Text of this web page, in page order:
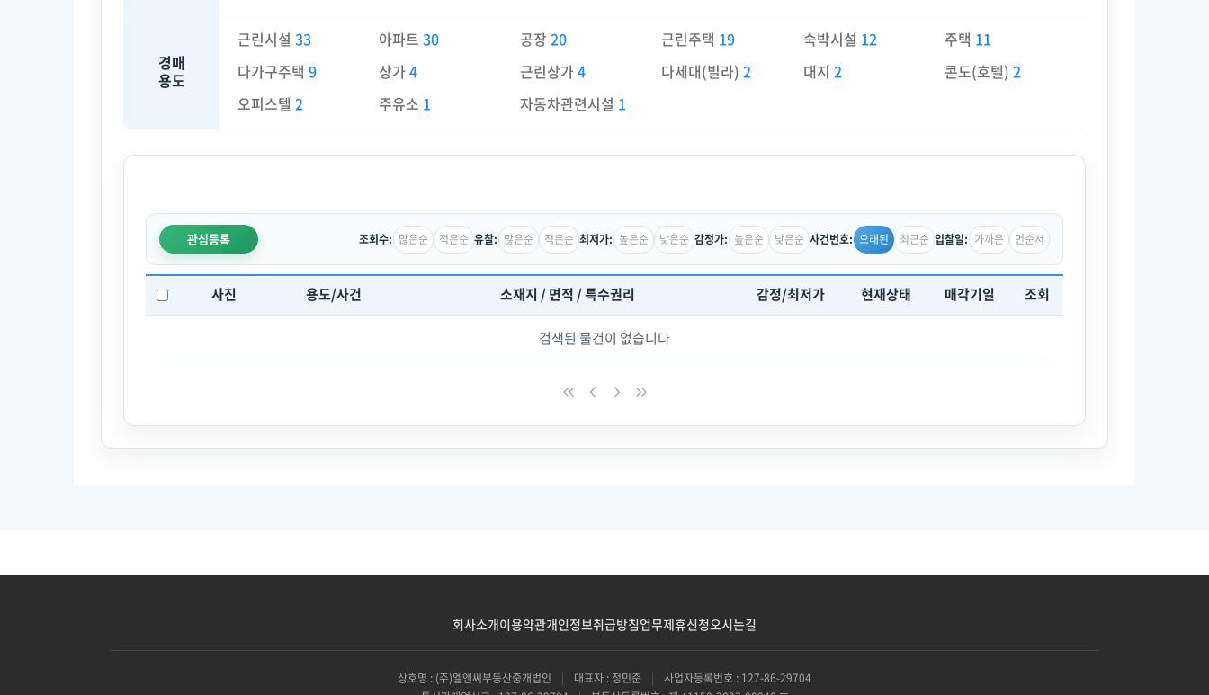
경매
용도
근린시설 33 아파트30 공장20 근린주택 19 숙박시설 12 주택 11
다가구주택 9 상가4 근린상가4 다세대(빌라)2 대지 2 콘도(호텔) 2
오피스텔 2 주유소 1 자동차관련시설 1
관심등록 조회수: 많은순 적은순 유찰: 많은순 적은순 최저가: 높은순 낮은순 감정가: 높은순 낮은순 사건번호: 오래된 최근순 입찰일: 가까운 먼순서
사진 용도/사건 소재지 / 면적 / 특수권리 감정/최저가 현재상태 매각기일 조회
검색된 물건이 없습니다
회사소개이용약관개인정보취급방침업무제휴신청오시는길
상호명 : (주)엘앤씨부동산중개법인 | 대표자 : 정민준 |
사업자등록번호 : 127-86-29704